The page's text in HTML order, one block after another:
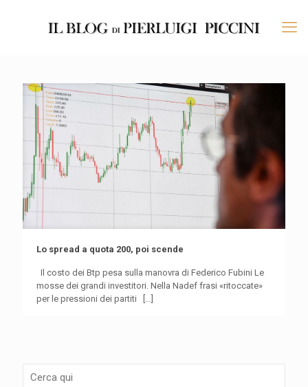
Lo spread a quota 200, poi scende
Il costo dei Btp pesa sulla manovra di Federico Fubini Le
mosse dei grandi investitori. Nella Nadef frasi «ritoccate»
per le pressioni dei partiti
[…]